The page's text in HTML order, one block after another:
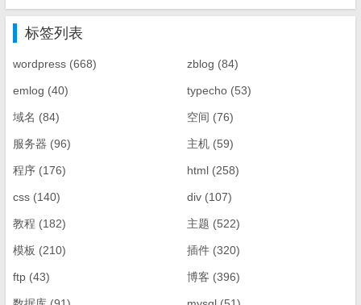
标签列表
wordpress (668) zblog (84)
emlog (40) typecho (53)
域名 (84) 空间 (76)
服务器 (96) 主机 (59)
程序 (176) html (258)
css (140) div (107)
教程 (182) 主题 (522)
模板 (210) 插件 (320)
ftp (43) 博客 (396)